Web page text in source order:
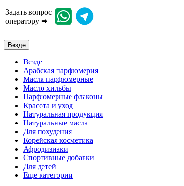
Задать вопрос
оператору ➡
Везде
Везде
Арабская парфюмерия
Масла парфюмерные
Масло хильбы
Парфюмерные флаконы
Красота и уход
Натуральная продукция
Натуральные масла
Для похудения
Корейская косметика
Афродизиаки
Спортивные добавки
Для детей
Еще категории